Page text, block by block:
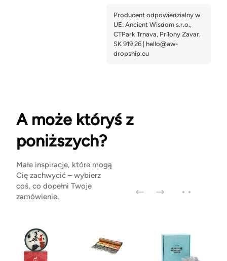
A może któryś z
poniższych?
Małe inspiracje, które mogą
Cię zachwycić – wybierz
coś, co dopełni Twoje
zamówienie.